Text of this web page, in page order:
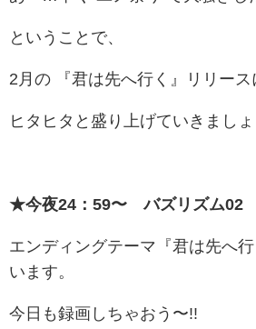
ということで、
2月の 『君は先へ行く』リリース
ヒタヒタと盛り上げていきまし
★今夜24：59〜 バズリズム02
エンディングテーマ『君は先へ
います。
今日も録画しちゃおう〜!!